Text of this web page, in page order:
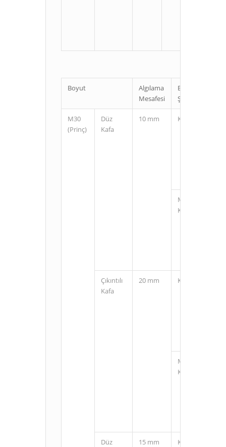
Boyut
Algılama
Mesafesi
Bağlantı
Şekli
M30
(Prinç)
Düz
Kafa
10 mm Kablolu
M12
Konnektörlü
Çıkıntılı
Kafa
20 mm Kablolu
M12
Konnektörlü
Düz
15 mm Kablolu